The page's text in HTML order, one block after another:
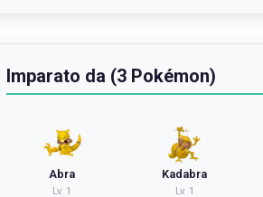
Imparato da (3 Pokémon)
Abra
Lv. 1
Kadabra
Lv. 1